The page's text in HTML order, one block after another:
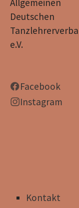
Allgemeinen
Deutschen
e.V.
Facebook
Instagram
Kontakt